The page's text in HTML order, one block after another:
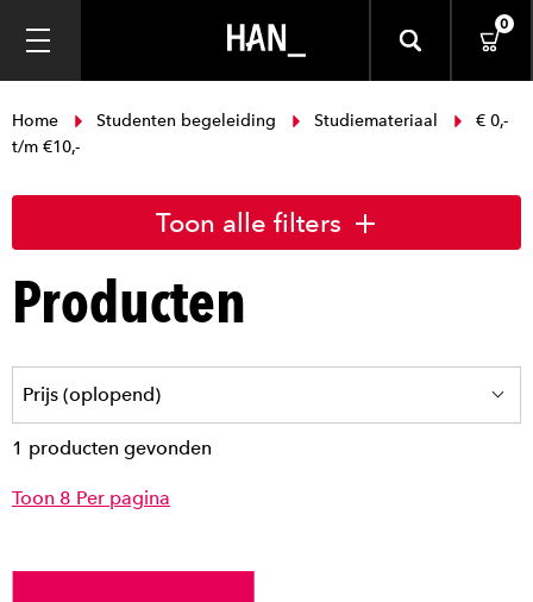
0
Home Studenten begeleiding Studiemateriaal
€ 0,-
t/m €10,-
Toon alle filters
Producten
1 producten gevonden
Toon 8 Per pagina